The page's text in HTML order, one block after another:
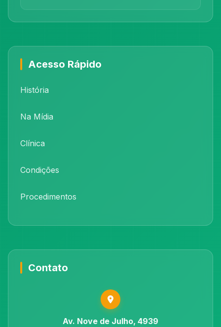
Acesso Rápido
História
Na Mídia
Clínica
Condições
Procedimentos
Contato
Av. Nove de Julho, 4939